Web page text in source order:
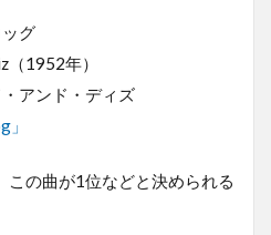
グ
1952年）
アンド・ディズ
」
この曲が1位などと決められる